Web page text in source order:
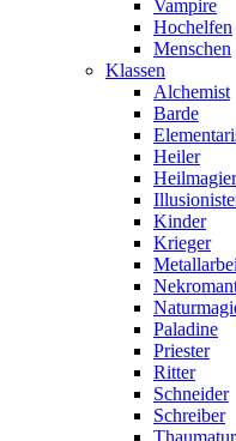
Vampire
Hochelfen
Menschen
Klassen
Alchemist
Barde
Heiler
Heilmagier
Kinder
Krieger
Paladine
Priester
Ritter
Schneider
Schreiber